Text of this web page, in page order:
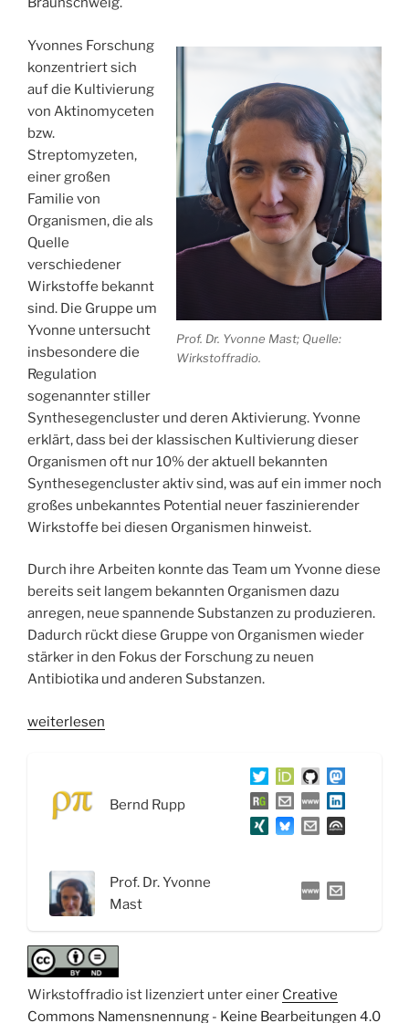
Prof. Dr. Yvonne Mast; Quelle:
Wirkstoffradio.
Yvonnes Forschung
konzentriert sich
auf die Kultivierung
von Aktinomyceten
bzw.
Streptomyzeten,
einer großen
Familie von
Organismen, die als
Quelle
verschiedener
Wirkstoffe bekannt
sind. Die Gruppe um
Yvonne untersucht
insbesondere die
Regulation
sogenannter stiller
Synthesegencluster und deren Aktivierung. Yvonne
erklärt, dass bei der klassischen Kultivierung dieser
Organismen oft nur 10% der aktuell bekannten
Synthesegencluster aktiv sind, was auf ein immer noch
großes unbekanntes Potential neuer faszinierender
Wirkstoffe bei diesen Organismen hinweist.
Durch ihre Arbeiten konnte das Team um Yvonne diese
bereits seit langem bekannten Organismen dazu
anregen, neue spannende Substanzen zu produzieren.
Dadurch rückt diese Gruppe von Organismen wieder
stärker in den Fokus der Forschung zu neuen
Antibiotika und anderen Substanzen.
„WSR066
Wege
Synthese
Wirkstoffen
Interview
weiterlesen
Bernd Rupp
Prof. Dr. Yvonne
Mast
Wirkstoffradio ist lizenziert unter einer Creative
Commons Namensnennung - Keine Bearbeitungen 4.0